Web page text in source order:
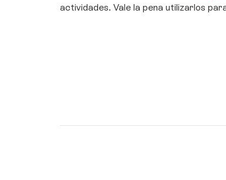
actividades. Vale la pena utilizarlos